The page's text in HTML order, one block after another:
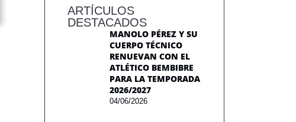
ARTÍCULOS
DESTACADOS
MANOLO PÉREZ Y SU
CUERPO TÉCNICO
RENUEVAN CON EL
ATLÉTICO BEMBIBRE
PARA LA TEMPORADA
2026/2027
04/06/2026